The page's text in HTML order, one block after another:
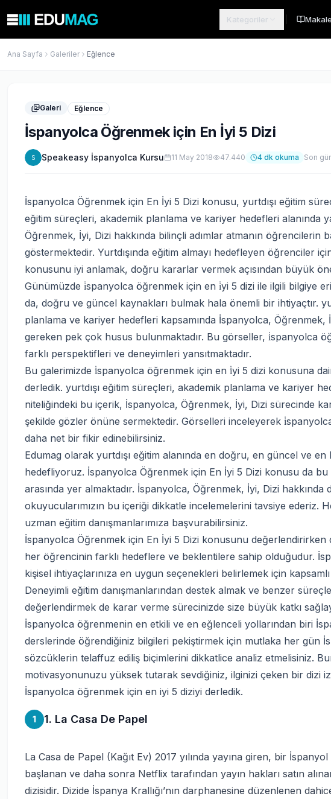
Kategoriler
Ana Sayfa Galeriler Eğlence
Galeri Eğlence
İspanyolca Öğrenmek için En İyi 5 Dizi
S Speakeasy İspanyolca Kursu 11 May 2018 47.440 4 dk okuma Son
İspanyolca Öğrenmek için En İyi 5 Dizi konusu, yurtdışı eğitim
eğitim süreçleri, akademik planlama ve kariyer hedefleri alanında
Öğrenmek, İyi, Dizi hakkında bilinçli adımlar atmanın öğrencilerin
göstermektedir. Yurtdışında eğitim almayı hedefleyen öğrenciler
konusunu iyi anlamak, doğru kararlar vermek açısından büyük
Günümüzde i̇spanyolca öğrenmek için en i̇yi 5 dizi ile ilgili bilgiye
da, doğru ve güncel kaynakları bulmak hala önemli bir ihtiyaçtır.
planlama ve kariyer hedefleri kapsamında İspanyolca, Öğrenmek,
gereken pek çok husus bulunmaktadır. Bu görseller, i̇spanyolca
farklı perspektifleri ve deneyimleri yansıtmaktadır.
Bu galerimizde i̇spanyolca öğrenmek için en i̇yi 5 dizi konusuna
derledik. yurtdışı eğitim süreçleri, akademik planlama ve kariyer
niteliğindeki bu içerik, İspanyolca, Öğrenmek, İyi, Dizi sürecinde
şekilde gözler önüne sermektedir. Görselleri inceleyerek
daha net bir fikir edinebilirsiniz.
Edumag olarak yurtdışı eğitim alanında en doğru, en güncel ve
hedefliyoruz. İspanyolca Öğrenmek için En İyi 5 Dizi konusu da bu
arasında yer almaktadır. İspanyolca, Öğrenmek, İyi, Dizi hakkında
okuyucularımızın bu içeriği dikkatle incelemelerini tavsiye ederiz.
uzman eğitim danışmanlarımıza başvurabilirsiniz.
İspanyolca Öğrenmek için En İyi 5 Dizi konusunu
her öğrencinin farklı hedeflere ve beklentilere sahip olduğudur.
kişisel ihtiyaçlarınıza en uygun seçenekleri belirlemek için
Deneyimli eğitim danışmanlarından destek almak ve benzer
değerlendirmek de karar verme sürecinizde size büyük katkı
İspanyolca öğrenmenin en etkili ve en eğlenceli yollarından biri
derslerinde öğrendiğiniz bilgileri pekiştirmek için mutlaka her gün
sözcüklerin telaffuz ediliş biçimlerini dikkatlice analiz etmelisiniz.
motivasyonunuzu yüksek tutarak sevdiğiniz, ilginizi çeken bir dizi
İspanyolca öğrenmek için en iyi 5 diziyi derledik.
1 1. La Casa De Papel
La Casa de Papel (Kağıt Ev) 2017 yılında yayına giren, bir İspanyol
başlanan ve daha sonra Netflix tarafından yayın hakları satın
dizisidir. Dizide İspanya Krallığı’nın darphanesine düzenlenen